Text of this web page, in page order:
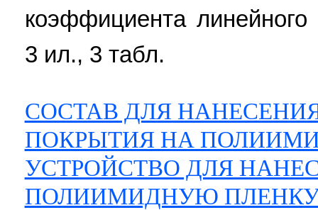
коэффициента
3 ил., 3 табл.
СОСТАВ ДЛЯ
ПОКРЫТИЯ НА
УСТРОЙСТВО ДЛЯ
ПОЛИИМИДНУЮ